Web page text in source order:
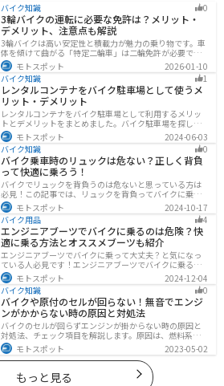
バイク知識 0
3輪バイクの運転に必要な免許は？メリット・
デメリット、注意点も解説
3輪バイクは高い安定性と積載力が魅力の乗り物です。車
体を傾けて曲がる「特定二輪車」は二輪免許が必要です
が、自立する「トライク」は普通自動車免許で運転で
き、ヘルメット着用も任意です。維持費はバイク並みです
が、運転特性や駐車ルールは車種により異なるため、事
前の確認が大切です。
モトスポット
2026-01-10
バイク知識
1
レンタルコンテナをバイク駐車場として使うメ
リット・デメリット
レンタルコンテナをバイク駐車場として利用するメリッ
トとデメリットをまとめました。バイク駐車場を探して
いるなら、最強のセキュリティでバイクの劣化も防げる
レンタルコンテナを検討してみませんか？キャンペーン
を利用することで格安で利用できます。
モトスポット
2024-06-03
バイク知識
0
バイク乗車時のリュックは危ない？正しく背負
って快適に乗ろう！
バイクでリュックを背負うのは危ないと思っている方は
必見！この記事では、リュックを背負ってバイクに乗る
リスクと、安全な方法を紹介しています。実は、荷物の
量や配置を工夫することで、安全にリュックを使用する
ことが可能です。この記事を読めば、バイク乗車時にリ
ュックを安全に使う方法がわかります。
モトスポット
2024-10-17
バイク用品
4
エンジニアブーツでバイクに乗るのは危険？快
適に乗る方法とオススメブーツも紹介
エンジニアブーツでバイクに乗って大丈夫？と気になっ
ている人必見です！エンジニアブーツでバイクに乗るメ
リットデメリット、おすすめのブーツまで徹底解説しま
す。ファッション性が高く、バイクに乗っている時もそ
うじゃない時もかっこよくキメたい人にオススメです。
モトスポット
2024-12-04
バイク知識
0
バイクや原付のセルが回らない！無音でエンジ
ンがかからない時の原因と対処法
バイクのセルが回らずエンジンが掛からない時の原因と
対処法、チェック項目を解説します。原因は、燃料系・
電装系・その他に分かれますが、バッテリー上がりが原
因であることが多いです。その場合、押しがけやバッテ
リー復旧サービスなどを活用しましょう。事前にできる
対処準備についても解説します。
モトスポット 2023-05-02
もっと見る